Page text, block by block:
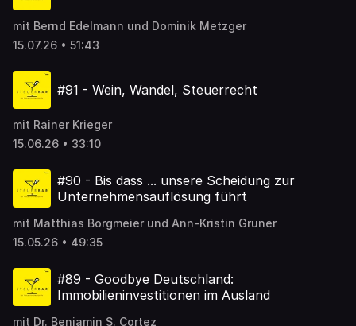
mit Bernd Edelmann und Dominik Metzger
15.07.26 • 51:43
#91 - Wein, Wandel, Steuerrecht
mit Rainer Krieger
15.06.26 • 33:10
#90 - Bis dass ... unsere Scheidung zur
Unternehmensauflösung führt
mit Matthias Borgmeier und Ann-Kristin Gruner
15.05.26 • 49:35
#89 - Goodbye Deutschland:
Immobilieninvestitionen im Ausland
mit Dr. Benjamin S. Cortez